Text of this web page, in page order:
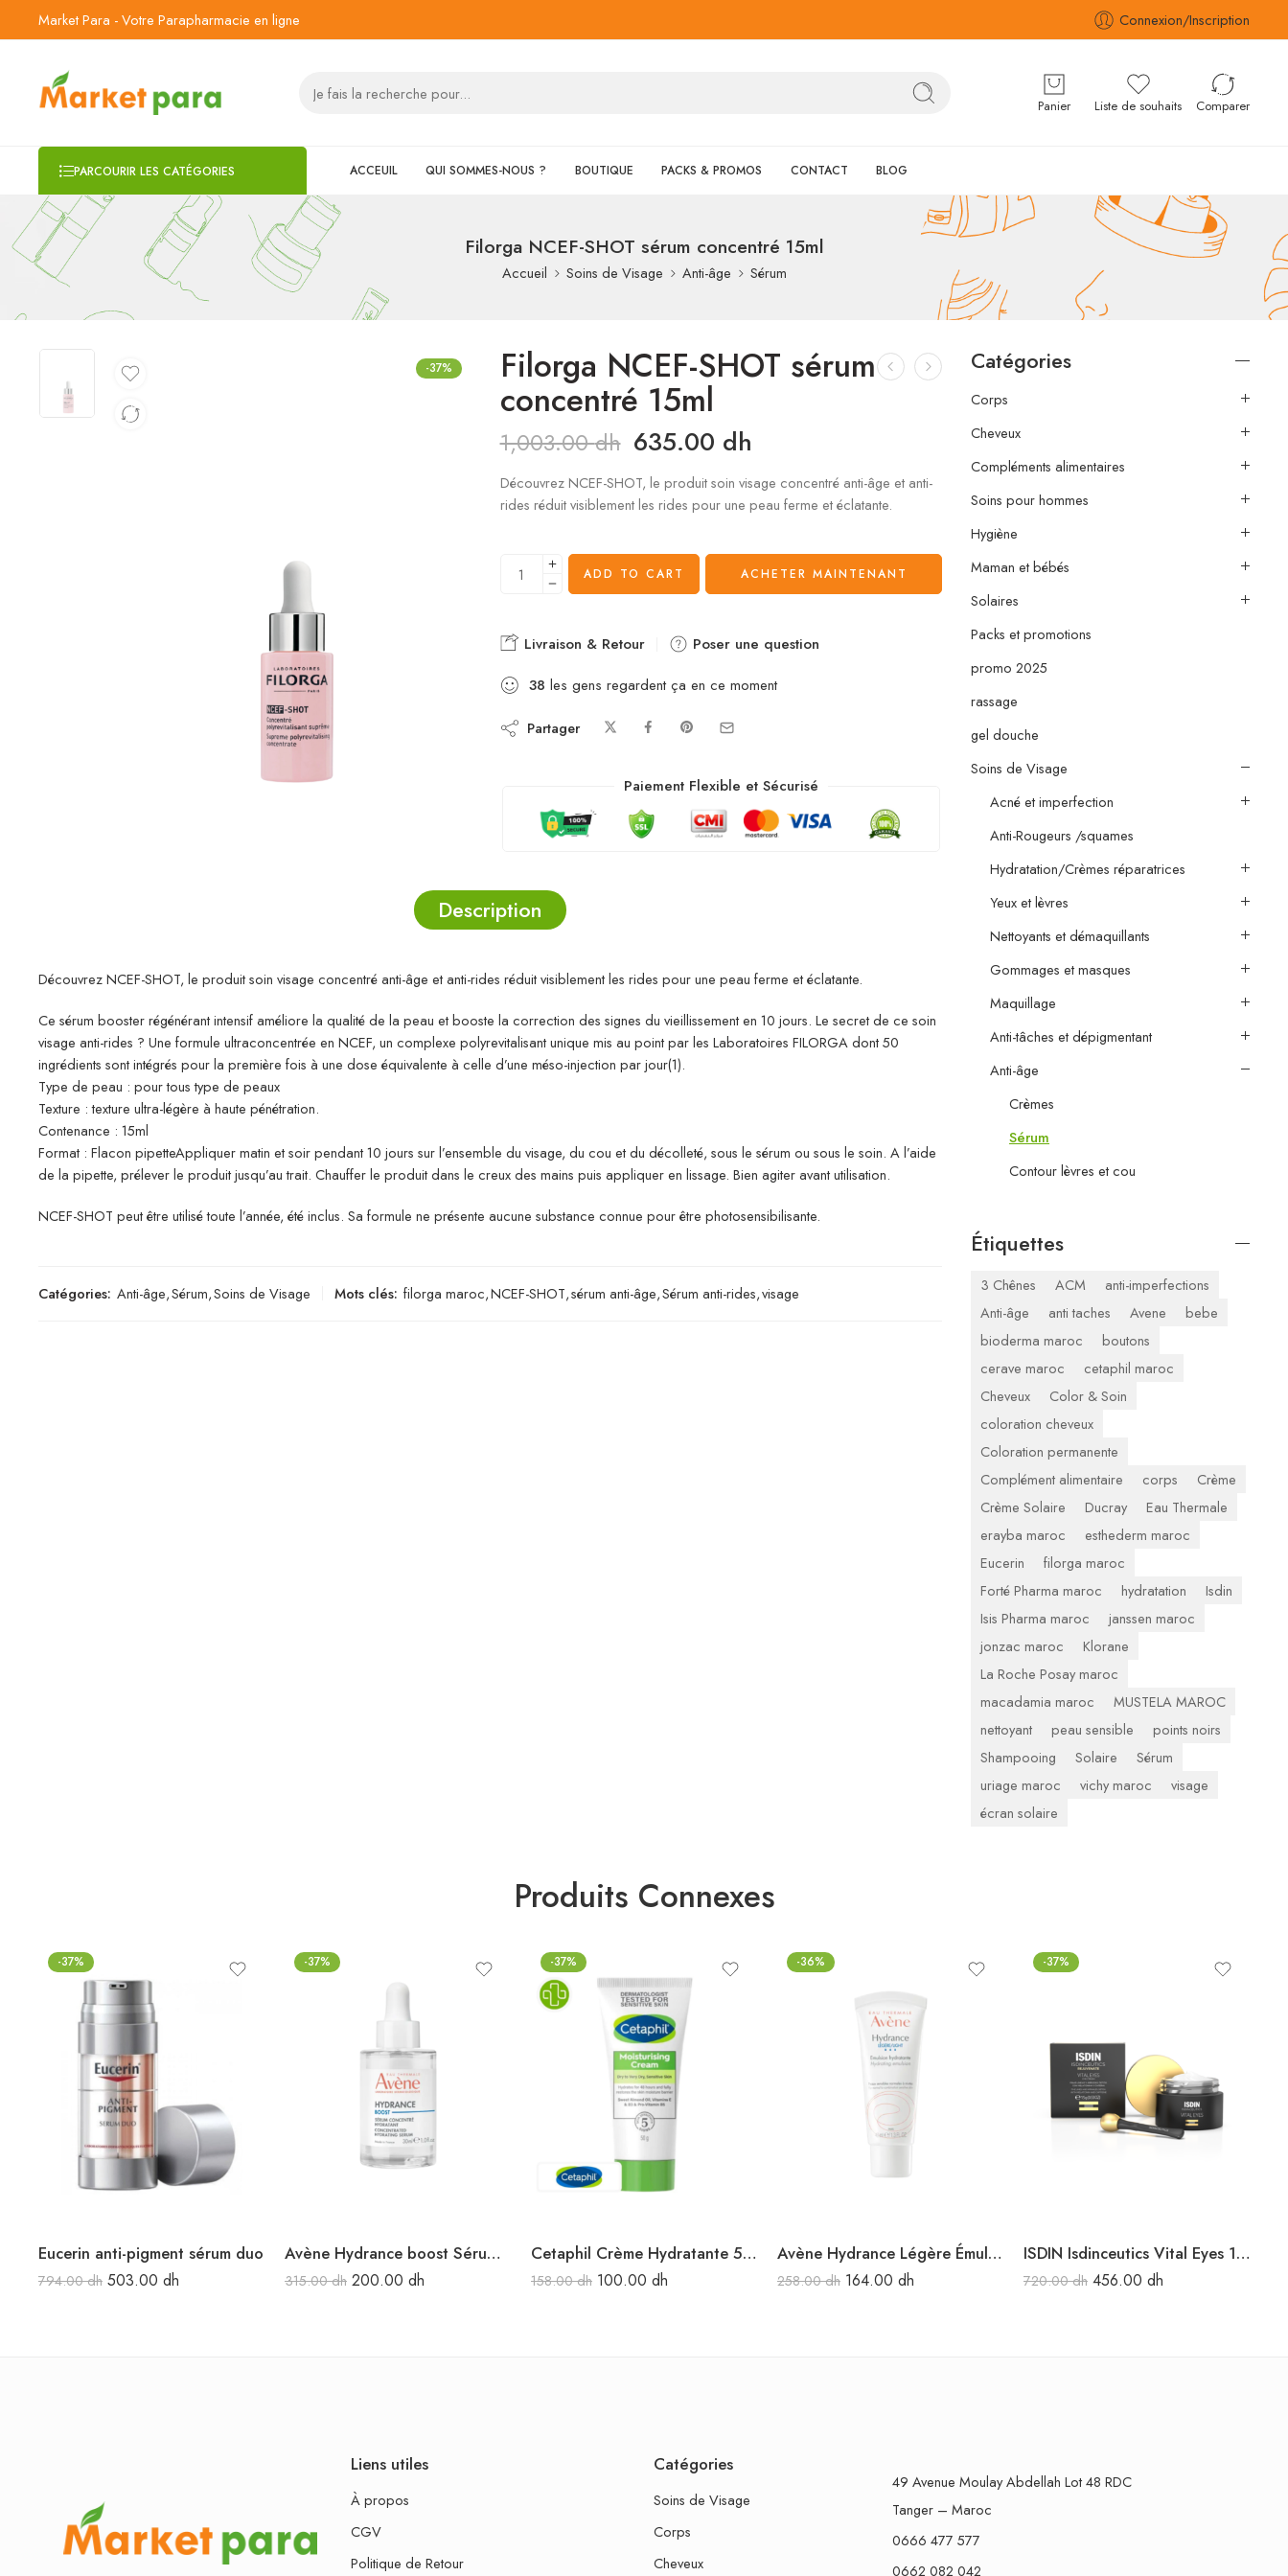
Market Para - Votre Parapharmacie en ligne Connexion/Inscription
Panier Liste de souhaits Comparer
PARCOURIR LES CATÉGORIES ACCEUIL QUI SOMMES-NOUS ? BOUTIQUE PACKS & PROMOS CONTACT BLOG
Filorga NCEF-SHOT sérum concentré 15ml
Accueil Soins de Visage Anti-âge Sérum
-37% Filorga NCEF-SHOT sérum
concentré 15ml
1,003.00dh 635.00 dh
Découvrez NCEF-SHOT, le produit soin visage concentré anti-âge et anti-
rides réduit visiblement les rides pour une peau ferme et éclatante.
ADD TO CART ACHETER MAINTENANT
Livraison & Retour
Poser une question
38 les gens regardent ça en ce moment
Partager
Paiement Flexible et Sécurisé
Description
Découvrez NCEF-SHOT, le produit soin visage concentré anti-âge et anti-rides réduit visiblement les rides pour une peau ferme et éclatante.
Ce sérum booster régénérant intensif améliore la qualité de la peau et booste la correction des signes du vieillissement en 10 jours. Le secret de ce soin
visage anti-rides ? Une formule ultraconcentrée en NCEF, un complexe polyrevitalisant unique mis au point par les Laboratoires FILORGA dont 50
ingrédients sont intégrés pour la première fois à une dose équivalente à celle d’une méso-injection par jour(1).
Type de peau : pour tous type de peaux
Texture : texture ultra-légère à haute pénétration.
Contenance : 15ml
Format : Flacon pipetteAppliquer matin et soir pendant 10 jours sur l’ensemble du visage, du cou et du décolleté, sous le sérum ou sous le soin. A l’aide
de la pipette, prélever le produit jusqu’au trait. Chauffer le produit dans le creux des mains puis appliquer en lissage. Bien agiter avant utilisation.
NCEF-SHOT peut être utilisé toute l’année, été inclus. Sa formule ne présente aucune substance connue pour être photosensibilisante.
Catégories: Anti-âge,Sérum,Soins de Visage Mots clés: filorga maroc,NCEF-SHOT,sérum anti-âge,Sérum anti-rides,visage
Catégories
Corps
Cheveux
Compléments alimentaires
Soins pour hommes
Hygiène
Maman et bébés
Solaires
Packs et promotions
promo 2025
rassage
gel douche
Soins de Visage
Acné et imperfection
Anti-Rougeurs /squames
Hydratation/Crèmes réparatrices
Yeux et lèvres
Nettoyants et démaquillants
Gommages et masques
Maquillage
Anti-tâches et dépigmentant
Anti-âge
Crèmes
Sérum
Contour lèvres et cou
Étiquettes
3 Chênes ACM
anti-imperfections
Anti-âge
anti taches Avene
bebe
bioderma maroc
boutons
cerave maroc
cetaphil maroc
Cheveux
Color & Soin
coloration cheveux
Coloration permanente
Complément alimentaire
corps
Crème
Crème Solaire
Ducray
Eau Thermale
erayba maroc
esthederm maroc
Eucerin
filorga maroc
Forté Pharma maroc
hydratation
Isdin
Isis Pharma maroc
janssen maroc
jonzac maroc
Klorane
La Roche Posay maroc
macadamia maroc
MUSTELA MAROC
nettoyant
peau sensible
points noirs
Shampooing
Solaire
Sérum
uriage maroc
vichy maroc
visage
écran solaire
Produits Connexes
-37%
Eucerin anti-pigment sérum duo
794.00dh 503.00 dh
-37%
Avène Hydrance boost Sérum concentré hydratant 30 ml
315.00dh 200.00 dh
-37%
Cetaphil Crème Hydratante 50 ml
158.00dh 100.00 dh
-36%
Avène Hydrance Légère Émulsion hydratante 40 ml
258.00dh 164.00 dh
-37%
ISDIN Isdinceutics Vital Eyes 15G
720.00dh 456.00 dh
Liens utiles
À propos
CGV
Politique de Retour
Catégories
Soins de Visage
Corps
Cheveux
49 Avenue Moulay Abdellah Lot 48 RDC
Tanger – Maroc
0666 477 577
0662 082 042